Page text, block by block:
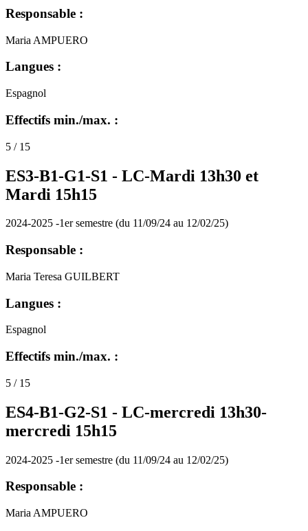
Responsable :
Maria AMPUERO
Langues :
Espagnol
Effectifs min./max. :
5 / 15
ES3-B1-G1-S1 - LC-Mardi 13h30 et
Mardi 15h15
2024-2025 -1er semestre (du 11/09/24 au 12/02/25)
Responsable :
Maria Teresa GUILBERT
Langues :
Espagnol
Effectifs min./max. :
5 / 15
ES4-B1-G2-S1 - LC-mercredi 13h30-
mercredi 15h15
2024-2025 -1er semestre (du 11/09/24 au 12/02/25)
Responsable :
Maria AMPUERO